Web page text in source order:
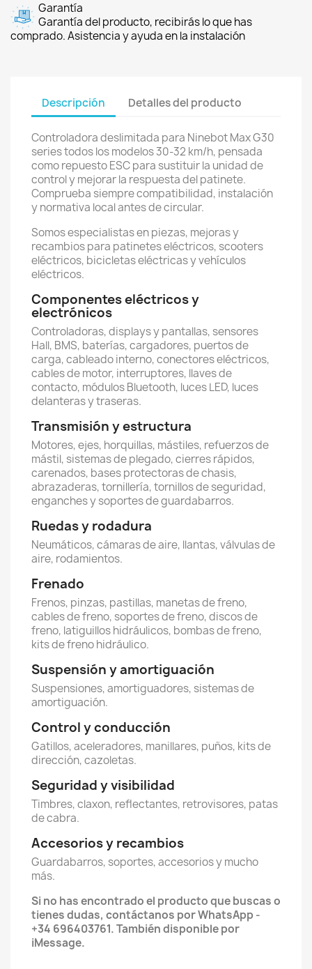
Garantía
Garantía del producto, recibirás lo que has
comprado. Asistencia y ayuda en la instalación
Descripción Detalles del producto
Controladora deslimitada para Ninebot Max G30
series todos los modelos 30-32 km/h, pensada
como repuesto ESC para sustituir la unidad de
control y mejorar la respuesta del patinete.
Comprueba siempre compatibilidad, instalación
y normativa local antes de circular.
Somos especialistas en piezas, mejoras y
recambios para patinetes eléctricos, scooters
eléctricos, bicicletas eléctricas y vehículos
eléctricos.
Componentes eléctricos y
electrónicos
Controladoras, displays y pantallas, sensores
Hall, BMS, baterías, cargadores, puertos de
carga, cableado interno, conectores eléctricos,
cables de motor, interruptores, llaves de
contacto, módulos Bluetooth, luces LED, luces
delanteras y traseras.
Transmisión y estructura
Motores, ejes, horquillas, mástiles, refuerzos de
mástil, sistemas de plegado, cierres rápidos,
carenados, bases protectoras de chasis,
abrazaderas, tornillería, tornillos de seguridad,
enganches y soportes de guardabarros.
Ruedas y rodadura
Neumáticos, cámaras de aire, llantas, válvulas de
aire, rodamientos.
Frenado
Frenos, pinzas, pastillas, manetas de freno,
cables de freno, soportes de freno, discos de
freno, latiguillos hidráulicos, bombas de freno,
kits de freno hidráulico.
Suspensión y amortiguación
Suspensiones, amortiguadores, sistemas de
amortiguación.
Control y conducción
Gatillos, aceleradores, manillares, puños, kits de
dirección, cazoletas.
Seguridad y visibilidad
Timbres, claxon, reflectantes, retrovisores, patas
de cabra.
Accesorios y recambios
Guardabarros, soportes, accesorios y mucho
más.
Si no has encontrado el producto que buscas o
tienes dudas, contáctanos por WhatsApp -
+34 696403761. También disponible por
iMessage.